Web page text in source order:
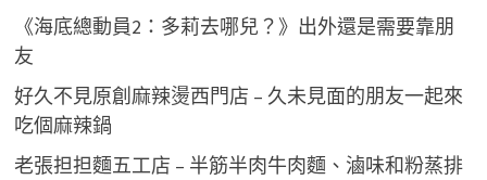
《海底總動員2：多莉去哪兒？》出外還是需要靠朋
友
好久不見原創麻辣燙西門店 – 久未見面的朋友一起來
吃個麻辣鍋
老張担担麵五工店 – 半筋半肉牛肉麵、滷味和粉蒸排